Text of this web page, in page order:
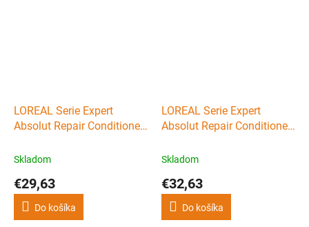
LOREAL Serie Expert
Absolut Repair Conditioner
poškodené vlasy
Skladom
€29,63
Do košíka
LOREAL Serie Expert
Absolut Repair Conditioner
poškodené vlasy
Skladom
€32,63
Do košíka